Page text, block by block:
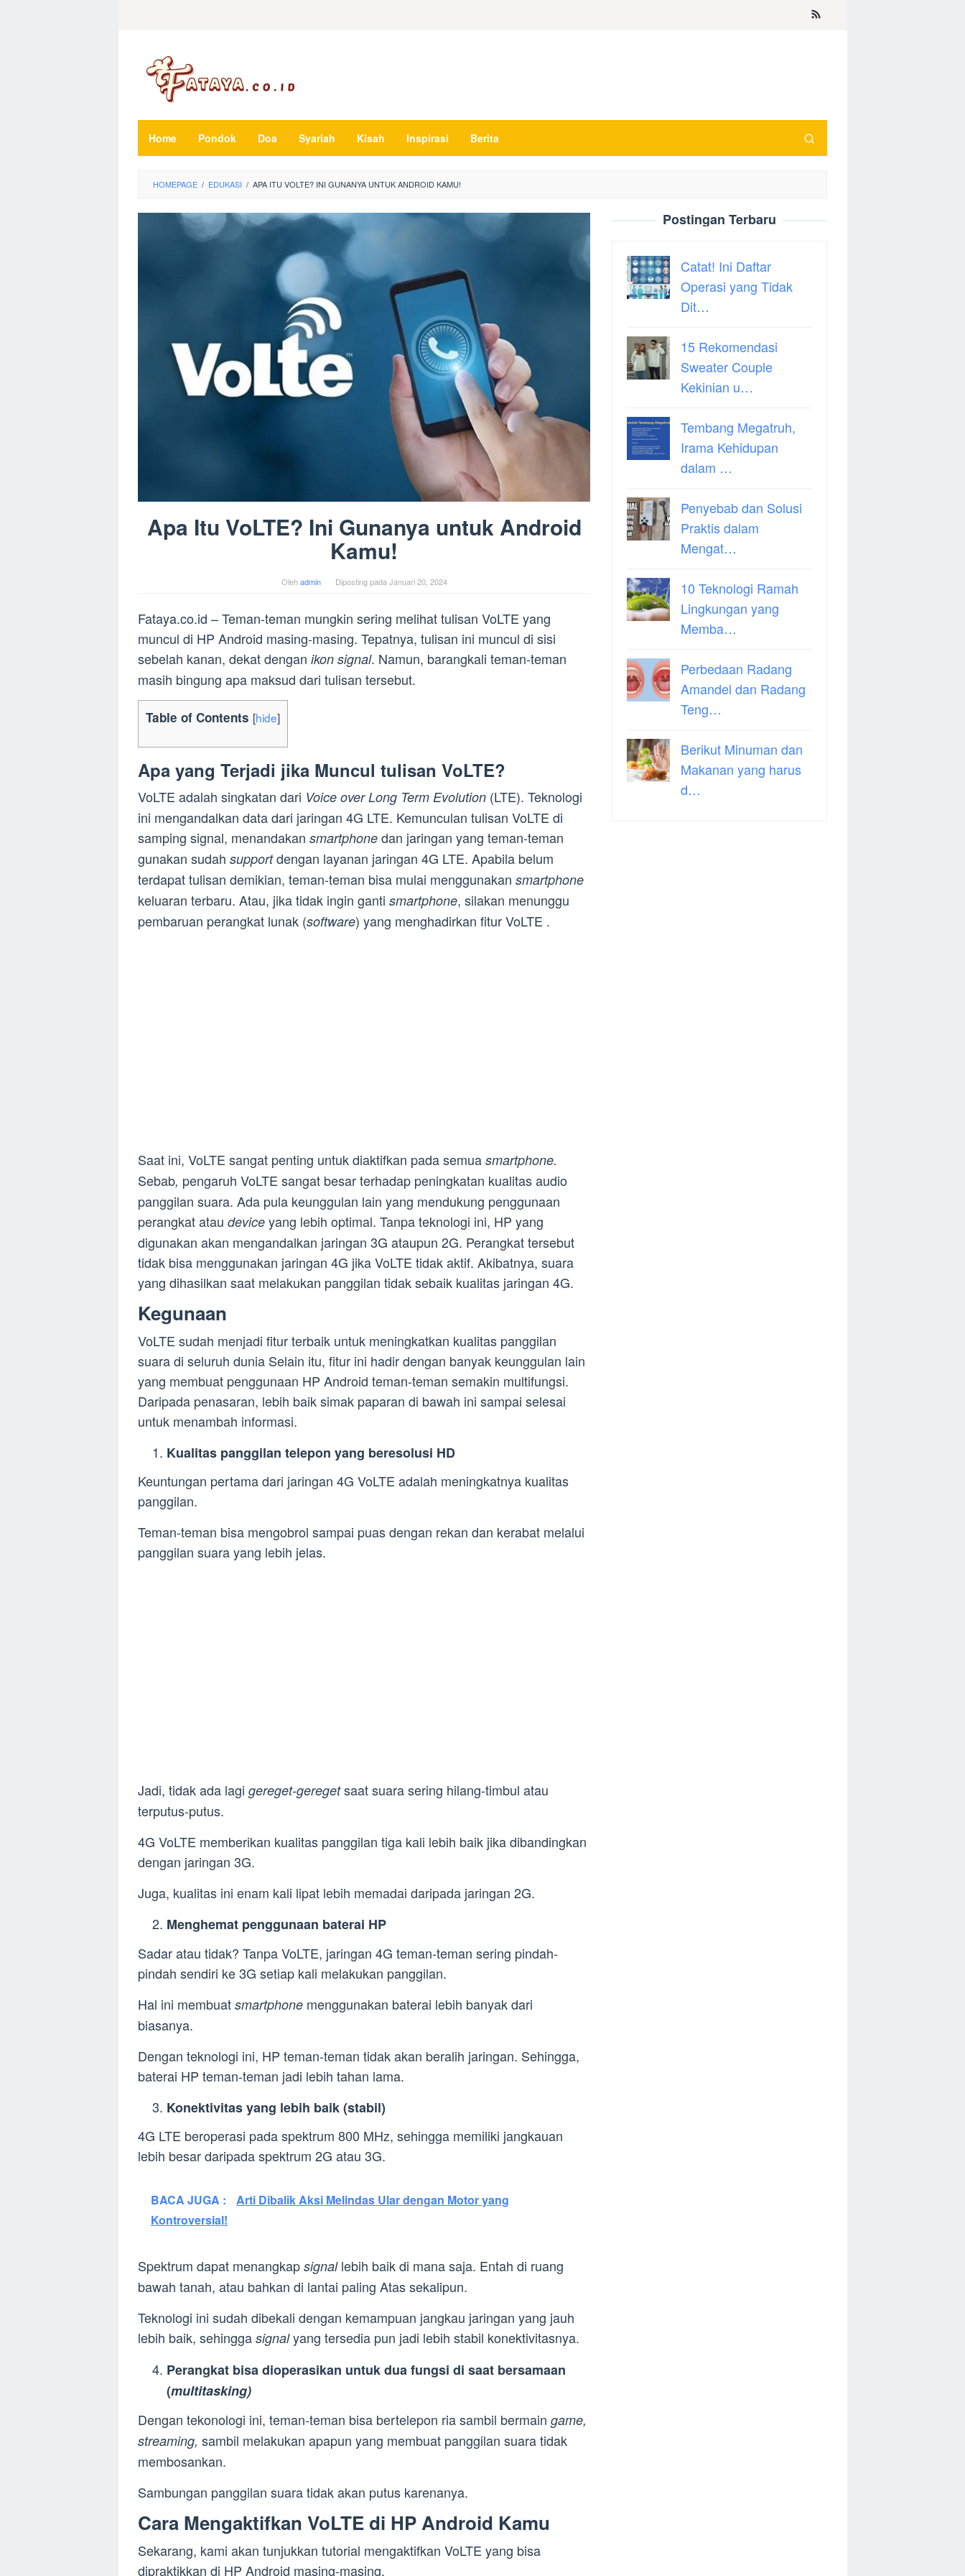
Home Pondok Doa Syariah Kisah Inspirasi Berita
HOMEPAGE / EDUKASI / APA ITU VOLTE? INI GUNANYA UNTUK ANDROID KAMU!
Apa Itu VoLTE? Ini Gunanya untuk Android
Kamu!
Olehadmin Diposting padaJanuari 20, 2024
Fataya.co.id – Teman-teman mungkin sering melihat tulisan VoLTE yang
muncul di HP Android masing-masing. Tepatnya, tulisan ini muncul di sisi
sebelah kanan, dekat dengan ikon signal. Namun, barangkali teman-teman
masih bingung apa maksud dari tulisan tersebut.
Table of Contents [hide]
Apa yang Terjadi jika Muncul tulisan VoLTE?
VoLTE adalah singkatan dari Voice over Long Term Evolution (LTE). Teknologi
ini mengandalkan data dari jaringan 4G LTE. Kemunculan tulisan VoLTE di
samping signal, menandakan smartphone dan jaringan yang teman-teman
gunakan sudah supportdengan layanan jaringan 4G LTE. Apabila belum
terdapat tulisan demikian, teman-teman bisa mulai menggunakan smartphone
keluaran terbaru. Atau, jika tidak ingin ganti smartphone, silakan menunggu
pembaruan perangkat lunak (software) yang menghadirkan fitur VoLTE .
Saat ini, VoLTE sangat penting untuk diaktifkan pada semua smartphone.
Sebab, pengaruh VoLTE sangat besar terhadap peningkatan kualitas audio
panggilan suara. Ada pula keunggulan lain yang mendukung penggunaan
perangkat atau device yang lebih optimal. Tanpa teknologi ini, HP yang
digunakan akan mengandalkan jaringan 3G ataupun 2G. Perangkat tersebut
tidak bisa menggunakan jaringan 4G jika VoLTE tidak aktif. Akibatnya, suara
yang dihasilkan saat melakukan panggilan tidak sebaik kualitas jaringan 4G.
Kegunaan
VoLTE sudah menjadi fitur terbaik untuk meningkatkan kualitas panggilan
suara di seluruh dunia Selain itu, fitur ini hadir dengan banyak keunggulan lain
yang membuat penggunaan HP Android teman-teman semakin multifungsi.
Daripada penasaran, lebih baik simak paparan di bawah ini sampai selesai
untuk menambah informasi.
Kualitas panggilan telepon yang beresolusi HD
Keuntungan pertama dari jaringan 4G VoLTE adalah meningkatnya kualitas
panggilan.
Teman-teman bisa mengobrol sampai puas dengan rekan dan kerabat melalui
panggilan suara yang lebih jelas.
Jadi, tidak ada lagi gereget-geregetsaat suara sering hilang-timbul atau
terputus-putus.
4G VoLTE memberikan kualitas panggilan tiga kali lebih baik jika dibandingkan
dengan jaringan 3G.
Juga, kualitas ini enam kali lipat lebih memadai daripada jaringan 2G.
Menghemat penggunaan baterai HP
Sadar atau tidak? Tanpa VoLTE, jaringan 4G teman-teman sering pindah-
pindah sendiri ke 3G setiap kali melakukan panggilan.
Hal ini membuat smartphone menggunakan baterai lebih banyak dari
biasanya.
Dengan teknologi ini, HP teman-teman tidak akan beralih jaringan. Sehingga,
baterai HP teman-teman jadi lebih tahan lama.
Konektivitas yang lebih baik (stabil)
4G LTE beroperasi pada spektrum 800 MHz, sehingga memiliki jangkauan
lebih besar daripada spektrum 2G atau 3G.
BACA JUGA :
Arti Dibalik Aksi Melindas Ular dengan Motor yang
Kontroversial!
Spektrum dapat menangkap signal lebih baik di mana saja. Entah di ruang
bawah tanah, atau bahkan di lantai paling Atas sekalipun.
Teknologi ini sudah dibekali dengan kemampuan jangkau jaringan yang jauh
lebih baik, sehingga signalyang tersedia pun jadi lebih stabil konektivitasnya.
Perangkat bisa dioperasikan untuk dua fungsi di saat bersamaan
(multitasking)
Dengan tekonologi ini, teman-teman bisa bertelepon ria sambil bermain game,
streaming, sambil melakukan apapun yang membuat panggilan suara tidak
membosankan.
Sambungan panggilan suara tidak akan putus karenanya.
Cara Mengaktifkan VoLTE di HP Android Kamu
Sekarang, kami akan tunjukkan tutorial mengaktifkan VoLTE yang bisa
dipraktikkan di HP Android masing-masing.
Postingan Terbaru
Catat! Ini Daftar
Operasi yang Tidak
Dit…
15 Rekomendasi
Sweater Couple
Kekinian u…
Tembang Megatruh,
Irama Kehidupan
dalam …
Penyebab dan Solusi
Praktis dalam
Mengat…
10 Teknologi Ramah
Lingkungan yang
Memba…
Perbedaan Radang
Amandel dan Radang
Teng…
Berikut Minuman dan
Makanan yang harus
d…